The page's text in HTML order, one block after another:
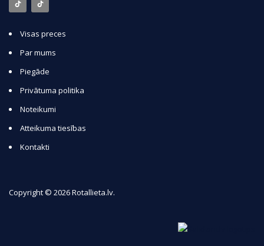
Visas preces
Par mums
Piegāde
Privātuma politika
Noteikumi
Atteikuma tiesības
Kontakti
Copyright © 2026 Rotallieta.lv.